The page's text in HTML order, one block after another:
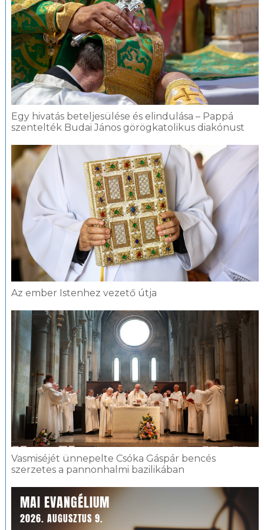
Egy hivatás beteljesülése és elindulása – Pappá
szentelték Budai János görögkatolikus diakónust
Az ember Istenhez vezető útja
Vasmiséjét ünnepelte Csóka Gáspár bencés
szerzetes a pannonhalmi bazilikában
MAI EVANGÉLIUM
2026. AUGUSZTUS 9.